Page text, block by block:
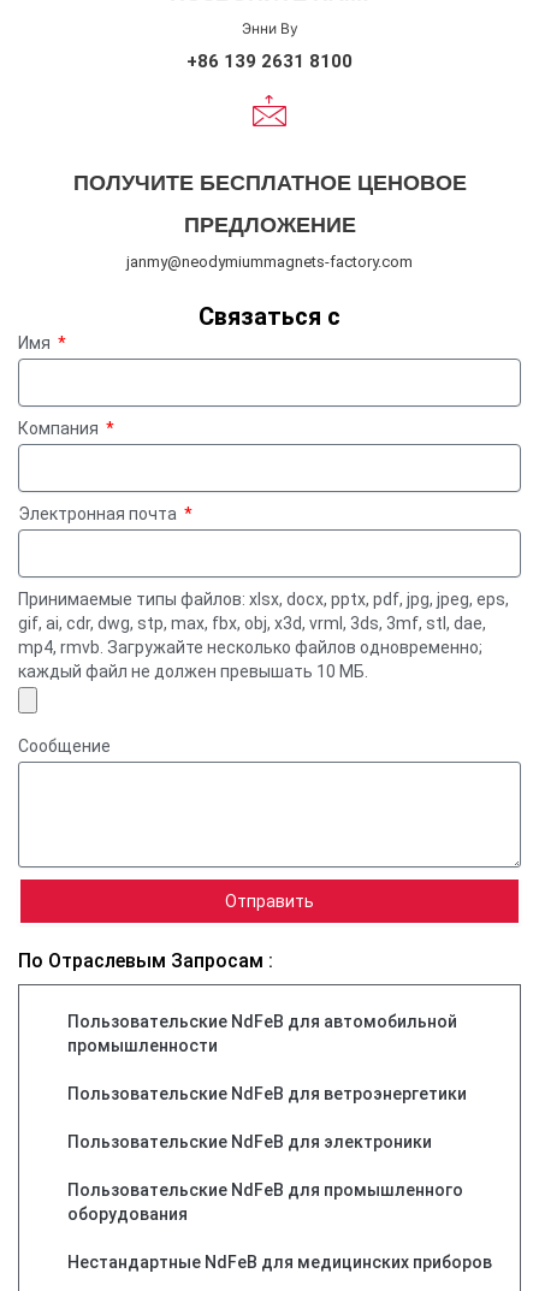
Энни Ву
+86 139 2631 8100
ПОЛУЧИТЕ БЕСПЛАТНОЕ ЦЕНОВОЕ
ПРЕДЛОЖЕНИЕ
janmy@neodymiummagnets-factory.com
Связаться с
Имя
Компания
Электронная почта
Принимаемые типы файлов: xlsx, docx, pptx, pdf, jpg, jpeg, eps,
gif, ai, cdr, dwg, stp, max, fbx, obj, x3d, vrml, 3ds, 3mf, stl, dae,
mp4, rmvb. Загружайте несколько файлов одновременно;
каждый файл не должен превышать 10 МБ.
Сообщение
Отправить
По Отраслевым Запросам :
Пользовательские NdFeB для автомобильной
промышленности
Пользовательские NdFeB для ветроэнергетики
Пользовательские NdFeB для электроники
Пользовательские NdFeB для промышленного
оборудования
Нестандартные NdFeB для медицинских приборов